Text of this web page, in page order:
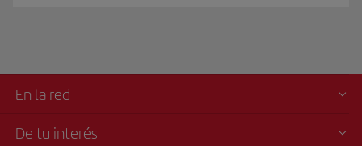
En la red
De tu interés